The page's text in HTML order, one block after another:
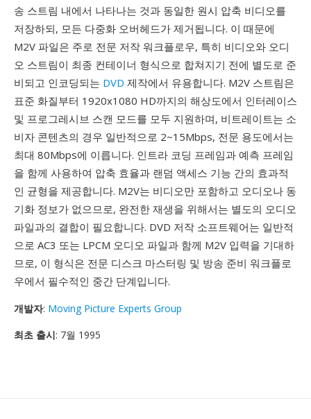
송 스트림 내에서 나타나는 것과 동일한 원시 압축 비디오를
저장하되, 모든 다중화 오버헤드가 제거됩니다. 이 때문에
M2V 파일은 주로 전문 저작 워크플로우, 특히 비디오와 오디
오 스트림이 최종 컨테이너 형식으로 합쳐지기 전에 별도로 준
비되고 인코딩되는 DVD 제작에서 유용합니다. M2V 스트림은
표준 화질부터 1920x1080 HD까지의 해상도에서 인터레이스
및 프로그레시브 스캔 모드를 모두 지원하며, 비트레이트는 소
비자 콘텐츠의 경우 일반적으로 2~15Mbps, 전문 용도에서는
최대 80Mbps에 이릅니다. 인트라 코딩 프레임과 예측 프레임
을 함께 사용하여 압축 효율과 랜덤 액세스 기능 간의 효과적
인 균형을 제공합니다. M2V는 비디오만 포함하고 오디오나 동
기화 정보가 없으므로, 완전한 재생을 위해서는 별도의 오디오
파일과의 결합이 필요합니다. DVD 저작 소프트웨어는 일반적
으로 AC3 또는 LPCM 오디오 파일과 함께 M2V 입력을 기대하
므로, 이 형식은 전문 디스크 마스터링 및 방송 준비 워크플로
우에서 필수적인 중간 단계입니다.
개발자: Moving Picture Experts Group
최초 출시: 7월 1995